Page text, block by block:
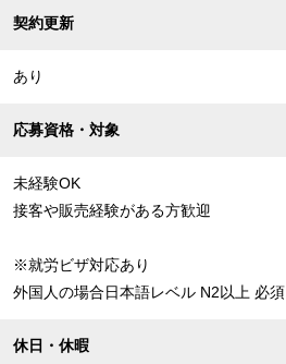
契約更新
あり
応募資格・対象
未経験OK
接客や販売経験がある方歓迎
※就労ビザ対応あり
外国人の場合日本語レベル N2以上 必須
休日・休暇